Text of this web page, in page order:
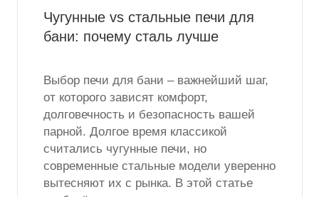
Чугунные vs стальные печи для
бани: почему сталь лучше
Выбор печи для бани – важнейший шаг,
от которого зависят комфорт,
долговечность и безопасность вашей
парной. Долгое время классикой
считались чугунные печи, но
современные стальные модели уверенно
вытесняют их с рынка. В этой статье